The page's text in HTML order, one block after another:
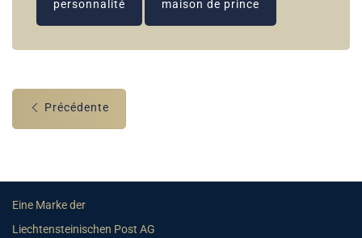
personnalité maison de prince
Précédente
Eine Marke der
Liechtensteinischen Post AG